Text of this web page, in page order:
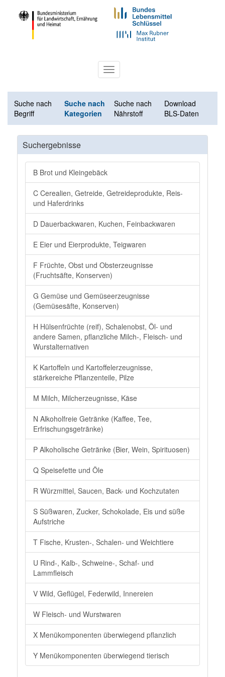
Toggle
navigation
Suche nach
Begriff
Suche nach
Kategorien
Suche nach
Nährstoff
Download
BLS-Daten
Suchergebnisse
B Brot und Kleingebäck
C Cerealien, Getreide, Getreideprodukte, Reis-
und Haferdrinks
D Dauerbackwaren, Kuchen, Feinbackwaren
E Eier und Eierprodukte, Teigwaren
F Früchte, Obst und Obsterzeugnisse
(Fruchtsäfte, Konserven)
G Gemüse und Gemüseerzeugnisse
(Gemüsesäfte, Konserven)
H Hülsenfrüchte (reif), Schalenobst, Öl- und
andere Samen, pflanzliche Milch-, Fleisch- und
Wurstalternativen
K Kartoffeln und Kartoffelerzeugnisse,
stärkereiche Pflanzenteile, Pilze
M Milch, Milcherzeugnisse, Käse
N Alkoholfreie Getränke (Kaffee, Tee,
Erfrischungsgetränke)
P Alkoholische Getränke (Bier, Wein, Spirituosen)
Q Speisefette und Öle
R Würzmittel, Saucen, Back- und Kochzutaten
S Süßwaren, Zucker, Schokolade, Eis und süße
Aufstriche
T Fische, Krusten-, Schalen- und Weichtiere
U Rind-, Kalb-, Schweine-, Schaf- und
Lammfleisch
V Wild, Geflügel, Federwild, Innereien
W Fleisch- und Wurstwaren
X Menükomponenten überwiegend pflanzlich
Y Menükomponenten überwiegend tierisch